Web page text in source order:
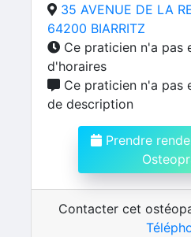
35 AVENUE DE LA
64200 BIARRITZ
Ce praticien n'a pas
d'horaires
Ce praticien n'a pas
de description
Prendre
Contacter cet